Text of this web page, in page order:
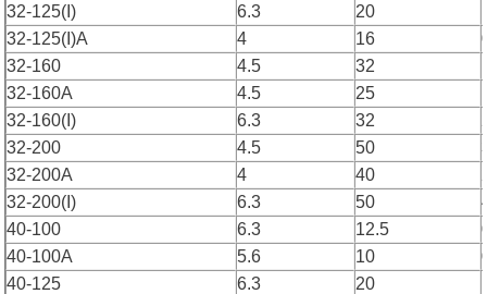
32-125(I)
6.3 20
32-125(I)A
4 16
32-160
4.5 32
32-160A
4.5 25
32-160(I)
6.3 32
32-200
4.5 50
32-200A
4 40
32-200(I)
6.3 50
40-100
6.3 12.5
40-100A
5.6 10
40-125
6.3 20